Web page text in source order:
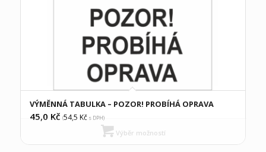
VÝMĚNNÁ TABULKA – POZOR! PROBÍHÁ OPRAVA
45,0 Kč (54,5 Kčs DPH)
Výběr možností